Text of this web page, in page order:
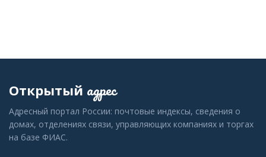
Открытый адрес
Адресный портал России: почтовые индексы, сведения о
домах, отделениях связи, управляющих компаниях и торгах
на базе ФИАС.